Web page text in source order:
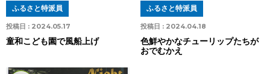
投稿日 : 2024.05.17
ふるさと特派員
童和こども園で風船上げ
投稿日 : 2024.04.18
ふるさと特派員
色鮮やかなチューリップたちが
おでむかえ